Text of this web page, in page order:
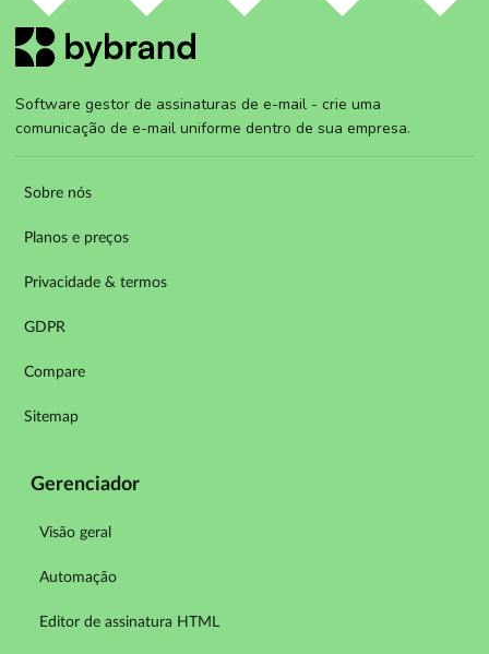
Software gestor de assinaturas de e-mail - crie uma
comunicação de e-mail uniforme dentro de sua empresa.
Sobre nós
Planos e preços
Privacidade & termos
GDPR
Compare
Sitemap
Gerenciador
Visão geral
Automação
Editor de assinatura HTML